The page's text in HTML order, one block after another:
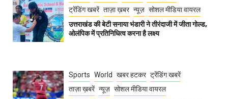
ट्रेंडिंग खबरें ताज़ा ख़बर न्यूज़ सोशल मीडिया वायरल
उत्तराखंड की बेटी सनाया भंडारी ने तीरंदाजी में जीता गोल्ड,
ओलंपिक में प्रतिनिधित्व करना है लक्ष्य
Sports World खबर हटकर ट्रेंडिंग खबरें
ताज़ा ख़बरें न्यूज़ सोशल मीडिया वायरल